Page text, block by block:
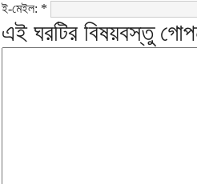
ই-মেইল: *
এই ঘরটির বিষয়বস্তু